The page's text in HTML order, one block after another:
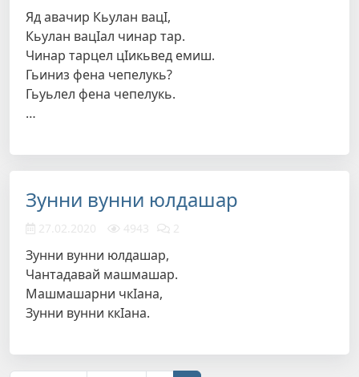
Яд авачир Кьулан вацI,
Кьулан вацIал чинар тар.
Чинар тарцел цIикьвед емиш.
Гьиниз фена чепелукь?
Гьуьлел фена чепелукь.
…
Зунни вунни юлдашар
27.02.2020 4943 2
Зунни вунни юлдашар,
Чантадавай машмашар.
Машмашарни чкIана,
Зунни вунни ккIана.